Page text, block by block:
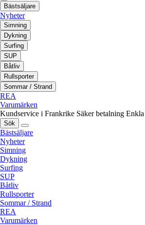
Bästsäljare
Nyheter
Simning
Dykning
Surfing
SUP
Båtliv
Rullsporter
Sommar / Strand
REA
Varumärken
Kundservice i Frankrike Säker betalning
Sök
Bästsäljare
Nyheter
Simning
Dykning
Surfing
SUP
Båtliv
Rullsporter
Sommar / Strand
REA
Varumärken